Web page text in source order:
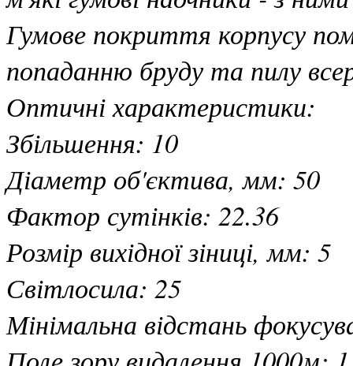
Гумове покриття корпусу
попаданню бруду та пилу
Оптичні характеристики:
Збільшення: 10
Діаметр об'єктива, мм: 50
Фактор сутінків: 22.36
Розмір вихідної зіниці, мм: 5
Світлосила: 25
Мінімальна відстань